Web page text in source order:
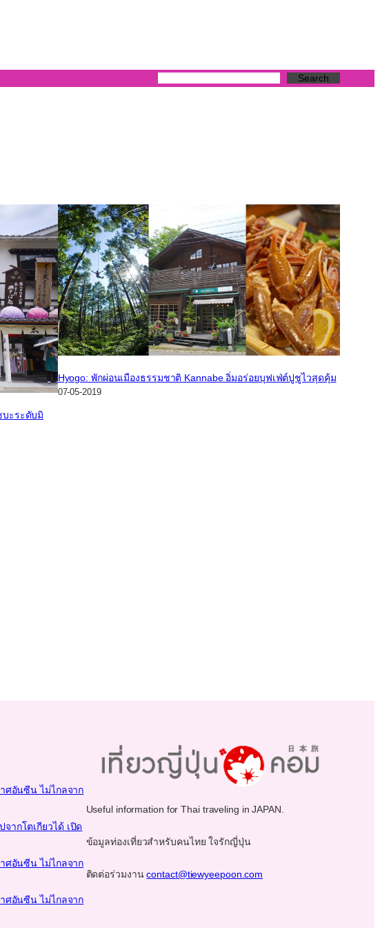
Search
บะระดับมิ
Hyogo: พักผ่อนเมืองธรรมชาติ Kannabe อิ่มอร่อยบุฟเฟ่ต์ปูชูไวสุดคุ้ม
07-05-2019
ศอันซีน ไม่ไกลจาก
ากโตเกียวได้ เปิด
ศอันซีน ไม่ไกลจาก
ศอันซีน ไม่ไกลจาก
Useful information for Thai traveling in JAPAN.
ข้อมูลท่องเที่ยวสำหรับคนไทย ใจรักญี่ปุ่น
ติดต่อร่วมงานcontact@tiewyeepoon.com